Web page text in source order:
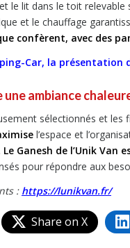
le lit dans le toit
et le chauffage
confèrent, avec des
Car, la présentation
une ambiance
sélectionnés et
l’espace et
Le Ganesh de l’Unik Van
pour répondre aux
: https://lunikvan.fr/
Share on X